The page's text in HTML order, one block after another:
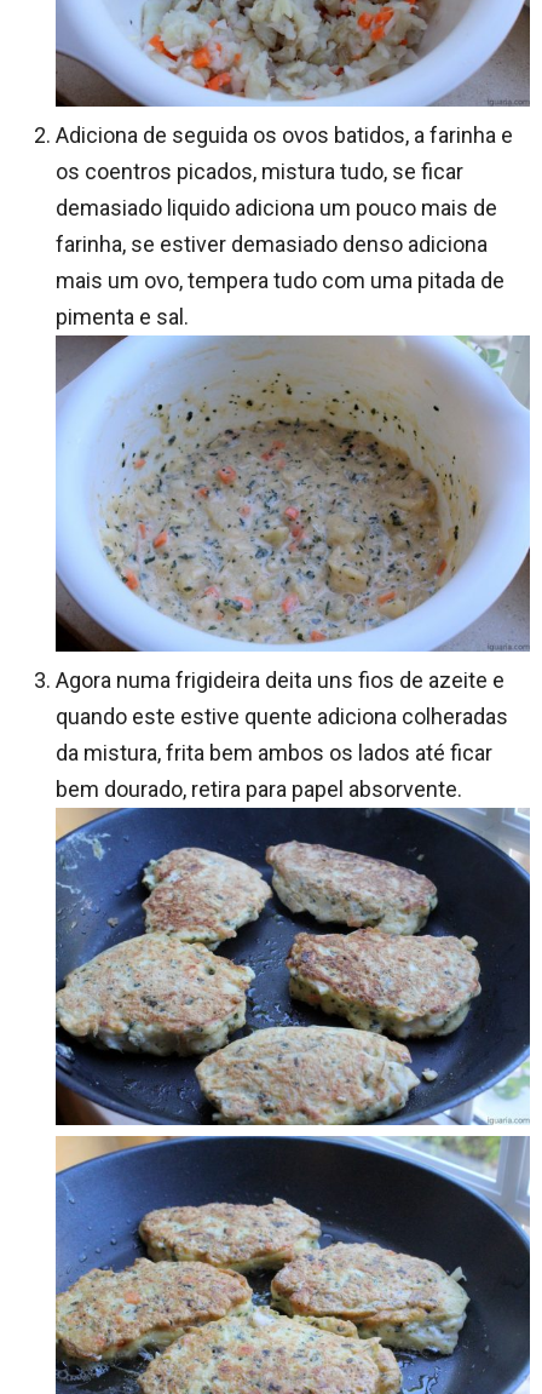
Adiciona de seguida os ovos batidos, a farinha e
os coentros picados, mistura tudo, se ficar
demasiado liquido adiciona um pouco mais de
farinha, se estiver demasiado denso adiciona
mais um ovo, tempera tudo com uma pitada de
pimenta e sal.
Agora numa frigideira deita uns fios de azeite e
quando este estive quente adiciona colheradas
da mistura, frita bem ambos os lados até ficar
bem dourado, retira para papel absorvente.